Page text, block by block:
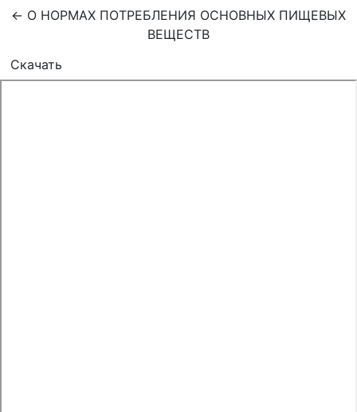
← Вернуться к Подробностям о статье
О НОРМАХ ПОТРЕБЛЕНИЯ ОСНОВНЫХ ПИЩЕВЫХ
ВЕЩЕСТВ
Скачать